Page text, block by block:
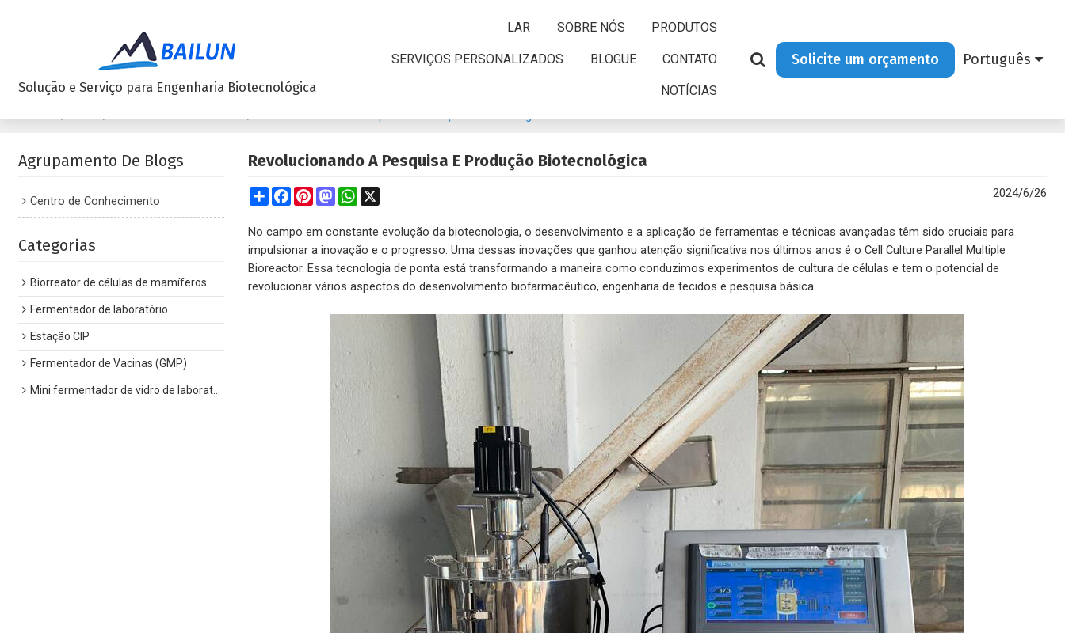
Solução e Serviço para Engenharia Biotecnológica
LAR SOBRE NÓS PRODUTOS
SERVIÇOS PERSONALIZADOS BLOGUE CONTATO
NOTÍCIAS
Solicite um orçamento Português
/ / / Revolucionando a Pesquisa e Produção Biotecnológica
Agrupamento De Blogs
Centro de Conhecimento
Categorias
Biorreator de células de mamíferos
Fermentador de laboratório
Estação CIP
Fermentador de Vacinas (GMP)
Mini fermentador de vidro de laboratório
Revolucionando A Pesquisa E Produção Biotecnológica
ShareFacebook
PinterestMastodonWhatsApp
X 2024/6/26
No campo em constante evolução da biotecnologia, o desenvolvimento e a aplicação de ferramentas e técnicas avançadas têm sido cruciais para
impulsionar a inovação e o progresso. Uma dessas inovações que ganhou atenção significativa nos últimos anos é o Cell Culture Parallel Multiple
Bioreactor. Essa tecnologia de ponta está transformando a maneira como conduzimos experimentos de cultura de células e tem o potencial de
revolucionar vários aspectos do desenvolvimento biofarmacêutico, engenharia de tecidos e pesquisa básica.